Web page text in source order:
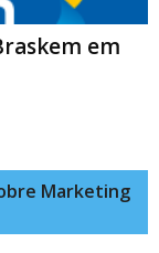
em
Marketing